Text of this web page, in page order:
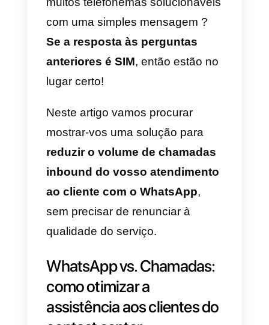
aos vossos clientes e têm
frequentemente o vosso
atendimento inundado de
chamadas? Os tempos de
de forma exponencial em
períodos de picos? Recebem
muitos telefonemas
com uma simples mensagem ?
Se a resposta às perguntas
lugar certo!
Neste artigo vamos procurar